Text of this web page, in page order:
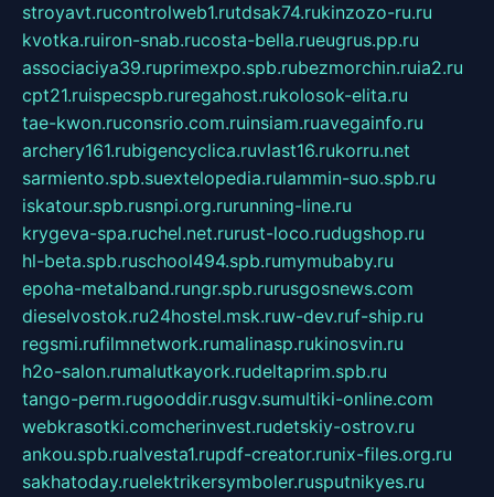
stroyavt.rucontrolweb1.rutdsak74.rukinzozo-ru.ru
kvotka.ruiron-snab.rucosta-bella.rueugrus.pp.ru
associaciya39.ruprimexpo.spb.rubezmorchin.ruia2.ru
cpt21.ruispecspb.ruregahost.rukolosok-elita.ru
tae-kwon.ruconsrio.com.ruinsiam.ruavegainfo.ru
archery161.rubigencyclica.ruvlast16.rukorru.net
sarmiento.spb.suextelopedia.rulammin-suo.spb.ru
iskatour.spb.rusnpi.org.rurunning-line.ru
krygeva-spa.ruchel.net.rurust-loco.rudugshop.ru
hl-beta.spb.ruschool494.spb.rumymubaby.ru
epoha-metalband.rungr.spb.rurusgosnews.com
dieselvostok.ru24hostel.msk.ruw-dev.ruf-ship.ru
regsmi.rufilmnetwork.rumalinasp.rukinosvin.ru
h2o-salon.rumalutkayork.rudeltaprim.spb.ru
tango-perm.rugooddir.rusgv.sumultiki-online.com
webkrasotki.comcherinvest.rudetskiy-ostrov.ru
ankou.spb.rualvesta1.rupdf-creator.runix-files.org.ru
sakhatoday.ruelektrikersymboler.rusputnikyes.ru